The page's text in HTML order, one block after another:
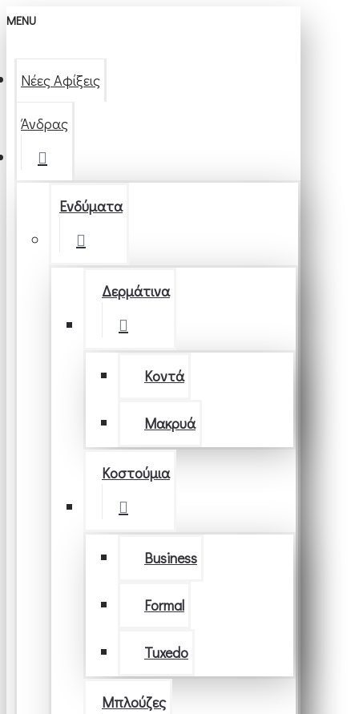
MENU
Νέες Αφίξεις
Άνδρας
Ενδύματα
Δερμάτινα
Κοντά
Μακρυά
Κοστούμια
Business
Formal
Tuxedo
Μπλούζες